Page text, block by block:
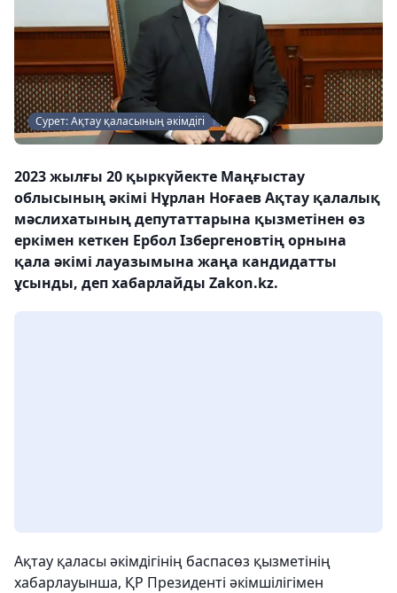
Сурет: Ақтау қаласының әкімдігі
2023 жылғы 20 қыркүйекте Маңғыстау
облысының әкімі Нұрлан Ноғаев Ақтау қалалық
мәслихатының депутаттарына қызметінен өз
еркімен кеткен Ербол Ізбергеновтің орнына
қала әкімі лауазымына жаңа кандидатты
ұсынды, деп хабарлайды Zakon.kz.
Ақтау қаласы әкімдігінің баспасөз қызметінің
хабарлауынша, ҚР Президенті әкімшілігімен